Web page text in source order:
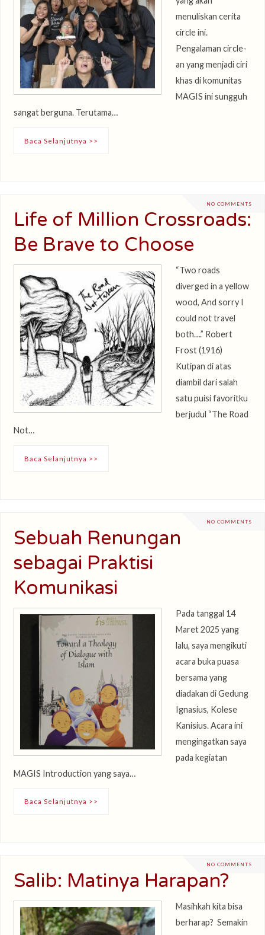
menuliskan cerita
circle ini.
Pengalaman circle-
an yang menjadi ciri
khas di komunitas
MAGIS ini sungguh
sangat berguna. Terutama…
Baca Selanjutnya >>
NO COMMENTS
Life of Million Crossroads:
Be Brave to Choose
“Two roads
diverged in a yellow
wood, And sorry I
could not travel
both….” Robert
Frost (1916)
Kutipan di atas
diambil dari salah
satu puisi favoritku
berjudul “The Road
Not…
Baca Selanjutnya >>
NO COMMENTS
Sebuah Renungan
sebagai Praktisi
Komunikasi
Pada tanggal 14
Maret 2025 yang
lalu, saya mengikuti
acara buka puasa
bersama yang
diadakan di Gedung
Ignasius, Kolese
Kanisius. Acara ini
mengingatkan saya
pada kegiatan
MAGIS Introduction yang saya…
Baca Selanjutnya >>
NO COMMENTS
Salib: Matinya Harapan?
Masihkah kita bisa
berharap? Semakin